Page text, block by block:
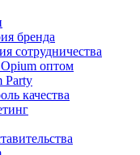
бренда
сотрудничества
Opium оптом
Party
качества